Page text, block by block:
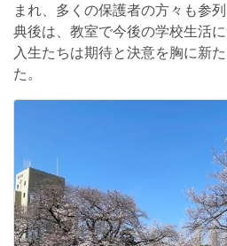
まれ、多くの保護者の方々も参
典後は、教室で今後の学校生活
入生たちは期待と決意を胸に新
た。